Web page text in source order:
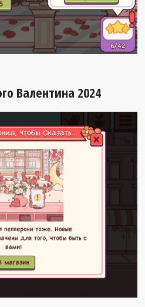
Валентина 2024